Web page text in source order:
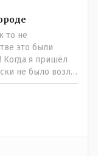
медаль" За
какие то льготы
по
образовании, а
в жизни?
то не
это были
Когда я пришёл
не было возле
А что